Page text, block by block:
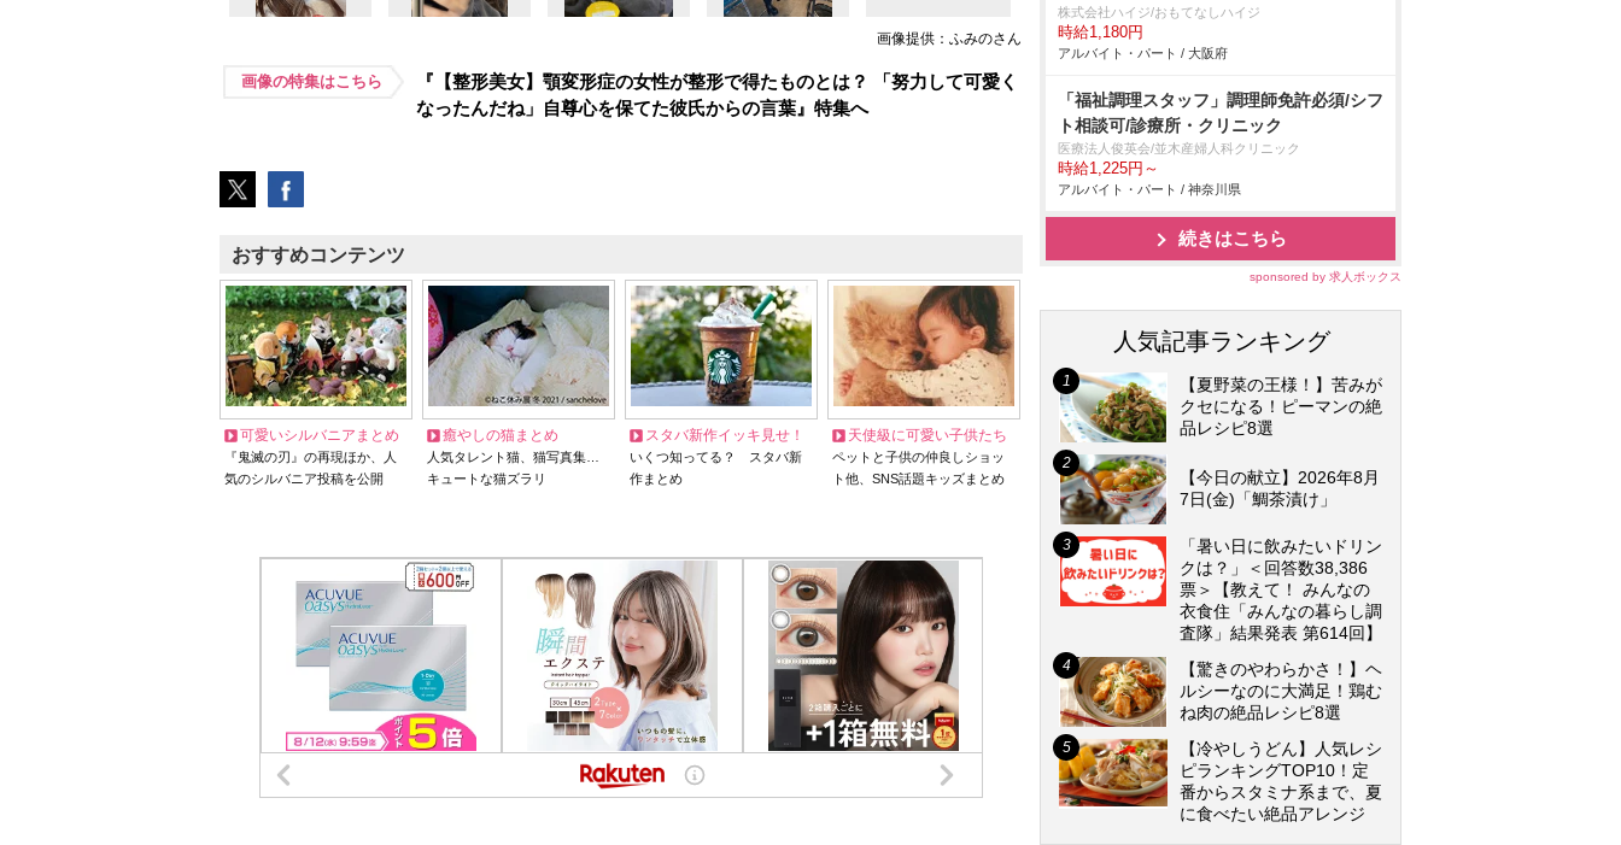
画像提供：ふみのさん
画像の特集はこちら
『【整形美女】顎変形症の女性が整形で得たものとは？ 「努力して可愛く
なったんだね」自尊心を保てた彼氏からの言葉』特集へ
おすすめコンテンツ
可愛いシルバニアまとめ
『鬼滅の刃』の再現ほか、人
気のシルバニア投稿を公開
癒やしの猫まとめ
人気タレント猫、猫写真集…
キュートな猫ズラリ
スタバ新作イッキ見せ！
いくつ知ってる？ スタバ新
作まとめ
天使級に可愛い子供たち
ペットと子供の仲良しショッ
ト他、SNS話題キッズまとめ
株式会社ハイジ/おもてなしハイジ
時給1,180円
アルバイト・パート / 大阪府
「福祉調理スタッフ」調理師免許必須/シフ
ト相談可/診療所・クリニック
医療法人俊英会/並木産婦人科クリニック
時給1,225円～
アルバイト・パート / 神奈川県
続きはこちら
sponsored by 求人ボックス
人気記事ランキング
【夏野菜の王様！】苦みが
クセになる！ピーマンの絶
品レシピ8選
【今日の献立】2026年8月
7日(金)「鯛茶漬け」
「暑い日に飲みたいドリン
クは？」＜回答数38,386
票＞【教えて！ みんなの
衣食住「みんなの暮らし調
査隊」結果発表 第614回】
【驚きのやわらかさ！】ヘ
ルシーなのに大満足！鶏む
ね肉の絶品レシピ8選
【冷やしうどん】人気レシ
ピランキングTOP10！定
番からスタミナ系まで、夏
に食べたい絶品アレンジ